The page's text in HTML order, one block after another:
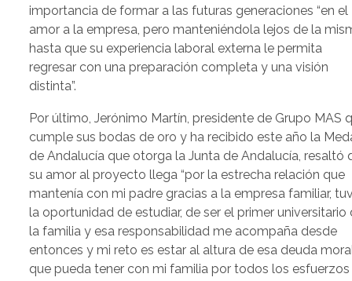
importancia de formar a las futuras generaciones “en el
amor a la empresa, pero manteniéndola lejos de la
hasta que su experiencia laboral externa le permita
regresar con una preparación completa y una visión
distinta”.
Por último, Jerónimo Martín, presidente de Grupo MAS
cumple sus bodas de oro y ha recibido este año la
de Andalucía que otorga la Junta de Andalucía, resaltó
su amor al proyecto llega “por la estrecha relación que
mantenía con mi padre gracias a la empresa familiar,
la oportunidad de estudiar, de ser el primer universitario
la familia y esa responsabilidad me acompaña desde
entonces y mi reto es estar al altura de esa deuda
que pueda tener con mi familia por todos los esfuerzos